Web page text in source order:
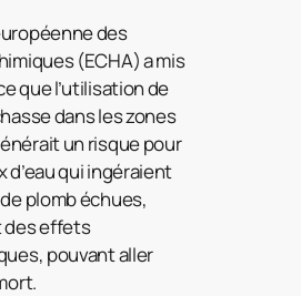
des
(ECHA) a mis
que l’utilisation de
dans les zones
un risque pour
d’eau qui ingéraient
plomb échues,
des effets
pouvant aller